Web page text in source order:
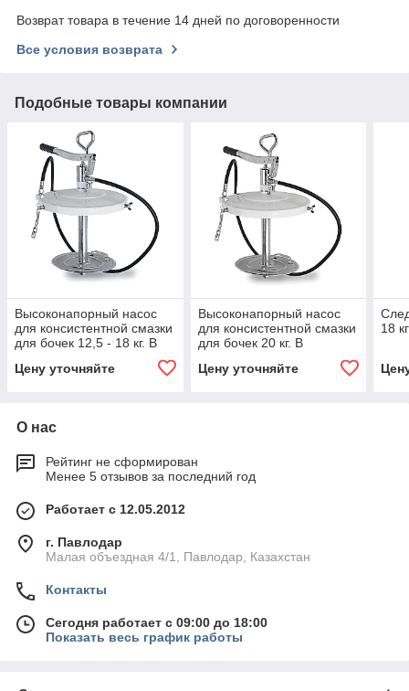
Возврат товара в течение 14 дней по договоренности
Все условия возврата
Подобные товары компании
Высоконапорный насос
для консистентной смазки
для бочек 12,5 - 18 кг. В
бочки
Цену уточняйте
Высоконапорный насос
для консистентной смазки
для бочек 20 кг. В
комплекте – крышка для
бочки 330 мм
Цену уточняйте
18 кг
О нас
Рейтинг не сформирован
Менее 5 отзывов за последний год
Работает с 12.05.2012
г. Павлодар
Малая объездная 4/1, Павлодар, Казахстан
Контакты
Сегодня работает с 09:00 до 18:00
Показать весь график работы